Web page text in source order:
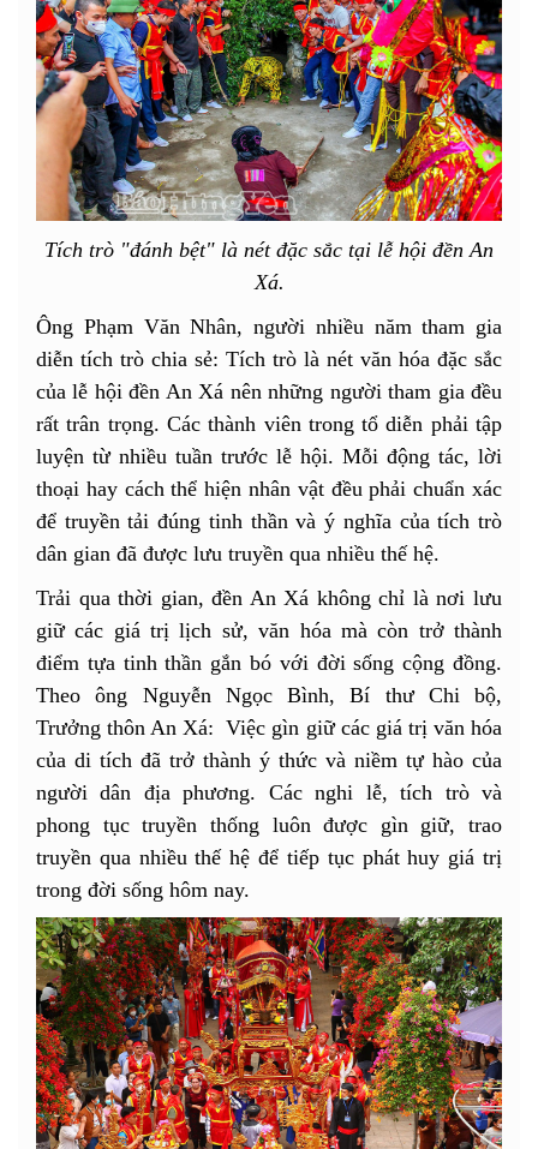
Tích trò "đánh bệt" là nét đặc sắc tại lễ hội đền An
Xá.
Ông Phạm Văn Nhân, người nhiều năm tham gia
diễn tích trò chia sẻ: Tích trò là nét văn hóa đặc sắc
của lễ hội đền An Xá nên những người tham gia đều
rất trân trọng. Các thành viên trong tổ diễn phải tập
luyện từ nhiều tuần trước lễ hội. Mỗi động tác, lời
thoại hay cách thể hiện nhân vật đều phải chuẩn xác
để truyền tải đúng tinh thần và ý nghĩa của tích trò
dân gian đã được lưu truyền qua nhiều thế hệ.
Trải qua thời gian, đền An Xá không chỉ là nơi lưu
giữ các giá trị lịch sử, văn hóa mà còn trở thành
điểm tựa tinh thần gắn bó với đời sống cộng đồng.
Theo ông Nguyễn Ngọc Bình, Bí thư Chi bộ,
Trưởng thôn An Xá: Việc gìn giữ các giá trị văn hóa
của di tích đã trở thành ý thức và niềm tự hào của
người dân địa phương. Các nghi lễ, tích trò và
phong tục truyền thống luôn được gìn giữ, trao
truyền qua nhiều thế hệ để tiếp tục phát huy giá trị
trong đời sống hôm nay.